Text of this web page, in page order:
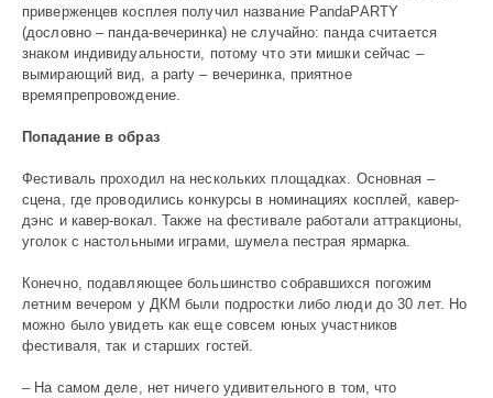
приверженцев косплея получил название PandaPARTY
(дословно – панда-вечеринка) не случайно: панда считается
знаком индивидуальности, потому что эти мишки сейчас –
вымирающий вид, а party – вечеринка, приятное
времяпрепровождение.
Попадание в образ
Фестиваль проходил на нескольких площадках. Основная –
сцена, где проводились конкурсы в номинациях косплей, кавер-
дэнс и кавер-вокал. Также на фестивале работали аттракционы,
уголок с настольными играми, шумела пестрая ярмарка.
Конечно, подавляющее большинство собравшихся погожим
летним вечером у ДКМ были подростки либо люди до 30 лет. Но
можно было увидеть как еще совсем юных участников
фестиваля, так и старших гостей.
– На самом деле, нет ничего удивительного в том, что